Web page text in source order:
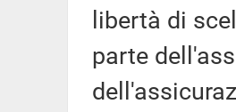
libertà di
parte